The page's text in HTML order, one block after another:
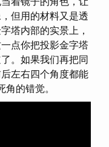
但用的材料又是透
塔内部的实景上，
点你把投影金字塔
。如果我们再把同
左右四个角度都能
的错觉。